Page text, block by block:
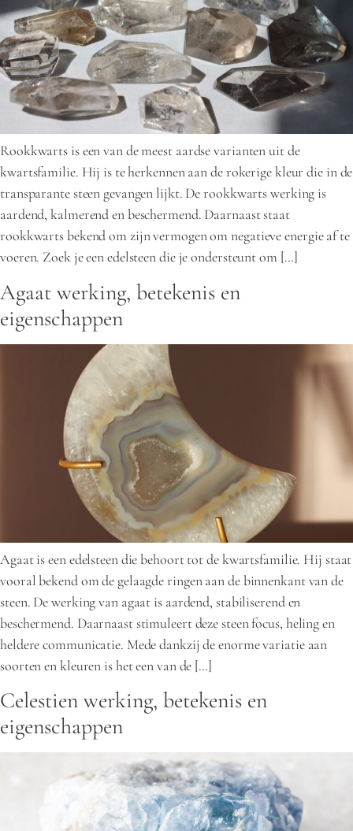
Rookkwarts is een van de meest aardse varianten uit de
kwartsfamilie. Hij is te herkennen aan de rokerige kleur die in de
transparante steen gevangen lijkt. De rookkwarts werking is
aardend, kalmerend en beschermend. Daarnaast staat
rookkwarts bekend om zijn vermogen om negatieve energie af te
voeren. Zoek je een edelsteen die je ondersteunt om […]
Agaat werking, betekenis en
eigenschappen
Agaat is een edelsteen die behoort tot de kwartsfamilie. Hij staat
vooral bekend om de gelaagde ringen aan de binnenkant van de
steen. De werking van agaat is aardend, stabiliserend en
beschermend. Daarnaast stimuleert deze steen focus, heling en
heldere communicatie. Mede dankzij de enorme variatie aan
soorten en kleuren is het een van de […]
Celestien werking, betekenis en
eigenschappen